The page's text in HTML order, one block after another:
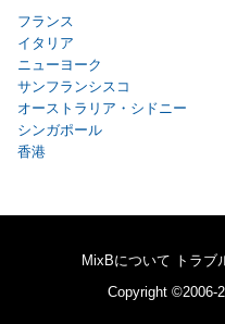
フランス
イタリア
ニューヨーク
サンフランシスコ
オーストラリア・シドニー
シンガポール
香港
MixBについて トラブ
Copyright ©2006-